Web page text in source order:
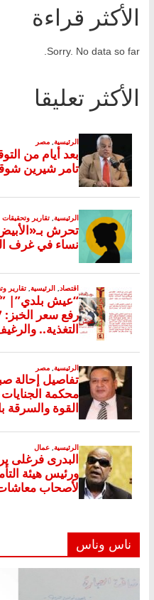
الأكثر قراءة
Sorry. No data so far.
الأكثر تعليقا
ناس وناس